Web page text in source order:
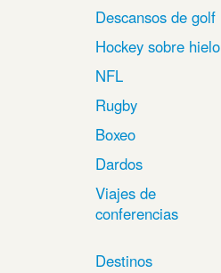
Descansos de golf
Hockey sobre hielo
NFL
Rugby
Boxeo
Dardos
Viajes de
conferencias
Destinos